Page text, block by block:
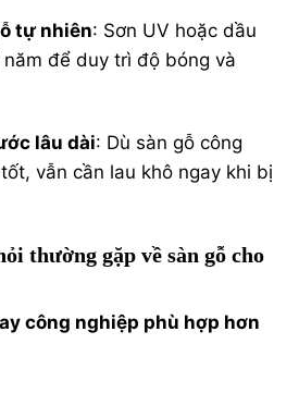
tự nhiên: Sơn UV hoặc dầu
để duy trì độ bóng và
lâu dài: Dù sàn gỗ công
vẫn cần lau khô ngay khi bị
thường gặp về sàn gỗ cho
công nghiệp phù hợp hơn